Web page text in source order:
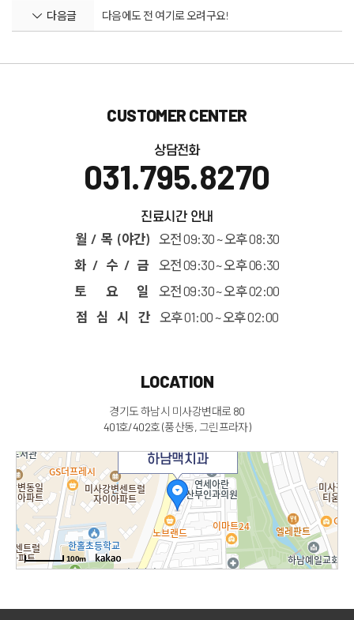
다음글 다음에도 전 여기로 오려구요!
CUSTOMER CENTER
상담전화
031.795.8270
진료시간 안내
월 / 목 (야간)
오전 09:30 ~ 오후 08:30
화 / 수 / 금
오전 09:30 ~ 오후 06:30
토 요 일
오전 09:30 ~ 오후 02:00
점 심 시 간
오후 01:00 ~ 오후 02:00
LOCATION
경기도 하남시 미사강변대로 80
401호/402호 (풍산동, 그린프라자)
하남맥치과
100m